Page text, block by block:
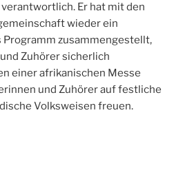
Er hat mit den
wieder ein
zusammengestellt,
Zuhörer sicherlich
einer afrikanischen Messe
und Zuhörer auf festliche
Volksweisen freuen.